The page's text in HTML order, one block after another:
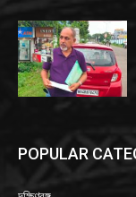
POPULAR